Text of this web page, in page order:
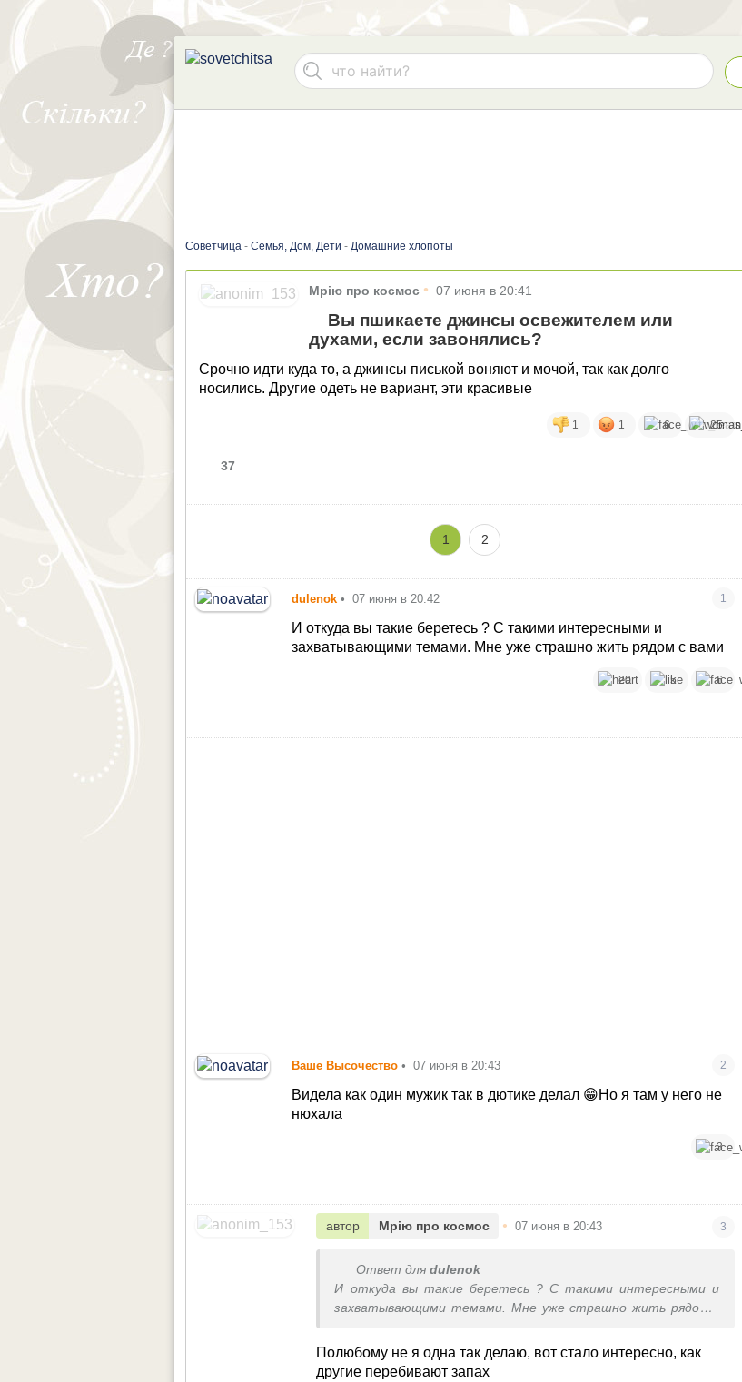
Советчица - Семья, Дом, Дети - Домашние хлопоты
Мрію про космос • 07 июня в 20:41
Вы пшикаете джинсы освежителем или
духами, если завонялись?
Срочно идти куда то, а джинсы писькой воняют и мочой, так как долго
носились. Другие одеть не вариант, эти красивые
1 1 6 25
37
1 2
dulenok • 07 июня в 20:42 1
И откуда вы такие беретесь ? С такими интересными и
захватывающими темами. Мне уже страшно жить рядом с вами
20 5 6
Ваше Высочество • 07 июня в 20:43 2
Видела как один мужик так в дютике делал 😁Но я там у него не
нюхала
3
автор Мрію про космос • 07 июня в 20:43 3
Ответ для dulenok
И откуда вы такие беретесь ? С такими интересными и
захватывающими темами. Мне уже страшно жить рядом с
Полюбому не я одна так делаю, вот стало интересно, как
другие перебивают запах